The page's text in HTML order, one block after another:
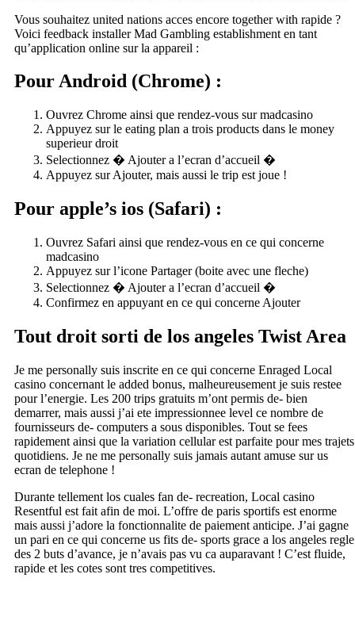
Vous souhaitez united nations acces encore together with rapide ?
Voici feedback installer Mad Gambling establishment en tant
qu’application online sur la appareil :
Pour Android (Chrome) :
Ouvrez Chrome ainsi que rendez-vous sur madcasino
Appuyez sur le eating plan a trois products dans le money
superieur droit
Selectionnez � Ajouter a l’ecran d’accueil �
Appuyez sur Ajouter, mais aussi le trip est joue !
Pour apple’s ios (Safari) :
Ouvrez Safari ainsi que rendez-vous en ce qui concerne
madcasino
Appuyez sur l’icone Partager (boite avec une fleche)
Selectionnez � Ajouter a l’ecran d’accueil �
Confirmez en appuyant en ce qui concerne Ajouter
Tout droit sorti de los angeles Twist Area
Je me personally suis inscrite en ce qui concerne Enraged Local
casino concernant le added bonus, malheureusement je suis restee
pour l’energie. Les 200 trips gratuits m’ont permis de- bien
demarrer, mais aussi j’ai ete impressionnee level ce nombre de
fournisseurs de- computers a sous disponibles. Tout se fees
rapidement ainsi que la variation cellular est parfaite pour mes trajets
quotidiens. Je ne me personally suis jamais autant amuse sur us
ecran de telephone !
Durante tellement los cuales fan de- recreation, Local casino
Resentful est fait afin de moi. L’offre de paris sportifs est enorme
mais aussi j’adore la fonctionnalite de paiement anticipe. J’ai gagne
un pari en ce qui concerne us fits de- sports grace a los angeles regle
des 2 buts d’avance, je n’avais pas vu ca auparavant ! C’est fluide,
rapide et les cotes sont tres competitives.